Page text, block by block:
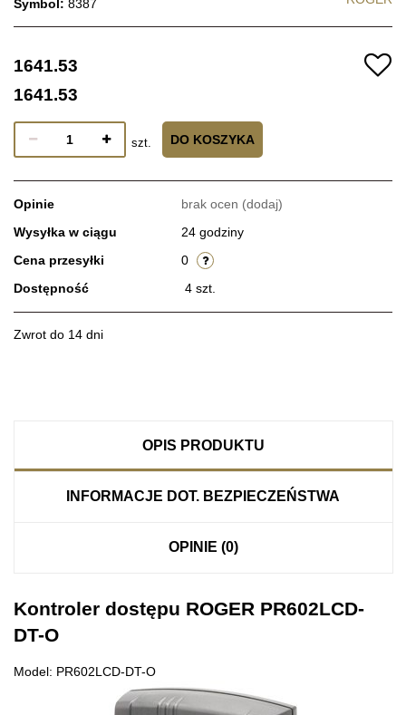
Symbol: 8387
1641.53
1641.53
szt. DO KOSZYKA
Opinie brak ocen (dodaj)
Wysyłka w ciągu
24 godziny
Cena przesyłki
0
Dostępność
4 szt.
Zwrot do 14 dni
OPIS PRODUKTU
INFORMACJE DOT. BEZPIECZEŃSTWA
OPINIE (0)
Kontroler dostępu ROGER PR602LCD-
DT-O
Model: PR602LCD-DT-O